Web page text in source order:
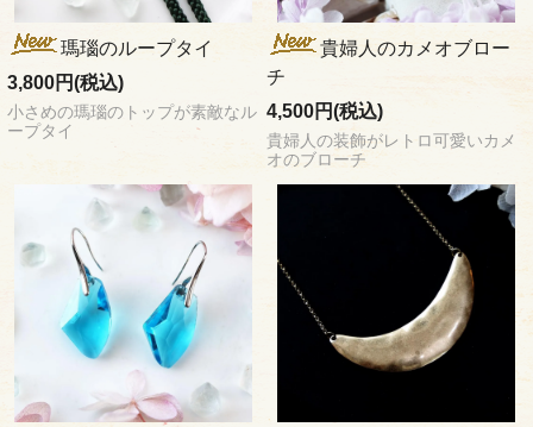
瑪瑙のループタイ
3,800円(税込)
小さめの瑪瑙のトップが素敵なル
ープタイ
貴婦人のカメオブロー
チ
4,500円(税込)
貴婦人の装飾がレトロ可愛いカメ
オのブローチ